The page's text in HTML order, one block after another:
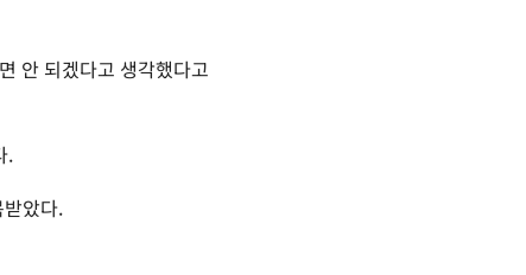
안 되겠다고 생각했다고
.
았다.